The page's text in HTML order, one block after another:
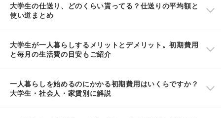
大学生の仕送り、どのくらい貰ってる？仕送りの平均額と
使い道まとめ
大学生が一人暮らしするメリットとデメリット。初期費用
と毎月の生活費の目安もご紹介
一人暮らしを始めるのにかかる初期費用はいくらですか？
大学生・社会人・家賃別に解説